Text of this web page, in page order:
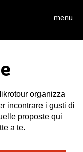
menu
organizza
incontrare i gusti di
proposte qui
a te.